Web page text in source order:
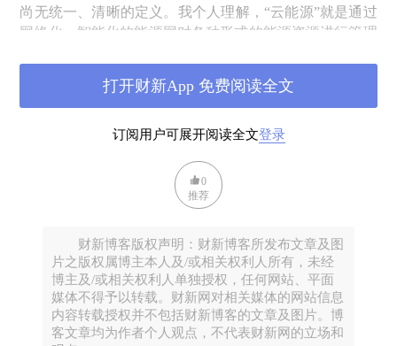
尚无统一、清晰的定义。我个人理解，“云能源”就是通过
网络化、智能化的能源网对各种形式的能源资源进行管理
统电网的智能化。在“云能源”时代，各种能源形式自由地
不仅强调能源生产者的供应职能，同时也强调消费者主
“云能源”有几个基本特征：能源生产模式的分布式和共享
块化和并行化；能源接入的自由化和标准化；能源消费的
互动式和个性化。
能源生产模式的分布式和共享性。随着分布式能源系统的
发展，能源生产不仅仅是能源企业的“专利”，能源生产者
越来越“草根化”。在传统化石能源时代，能源供应依靠集
订阅用户可展开阅读全文登录
打开财新App 免费阅读全文
0
推荐
财新博客版权声明：财新博客所发布文章及图
片之版权属博主本人及/或相关权利人所有，未经
博主及/或相关权利人单独授权，任何网站、平面
媒体不得予以转载。财新网对相关媒体的网站信息
内容转载授权并不包括财新博客的文章及图片。博
客文章均为作者个人观点，不代表财新网的立场和